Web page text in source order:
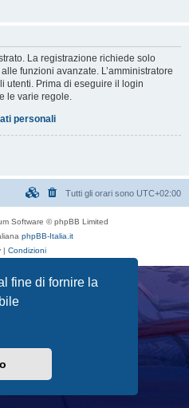
fine di fornire la
La registrazione richiede solo
funzioni avanzate. L’amministratore
utenti. Prima di eseguire il login
le varie regole.
personali
Tutti gli orari sono UTC+02:00
Software © phpBB Limited
phpBB-Italia.it
| Condizioni